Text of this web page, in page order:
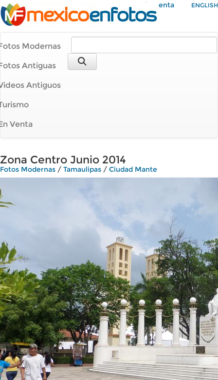
Mi Cuenta ENGLISH
Modernas
Antiguas
Antiguos
Venta
Zona Centro Junio 2014
Fotos Modernas / Tamaulipas / Ciudad Mante